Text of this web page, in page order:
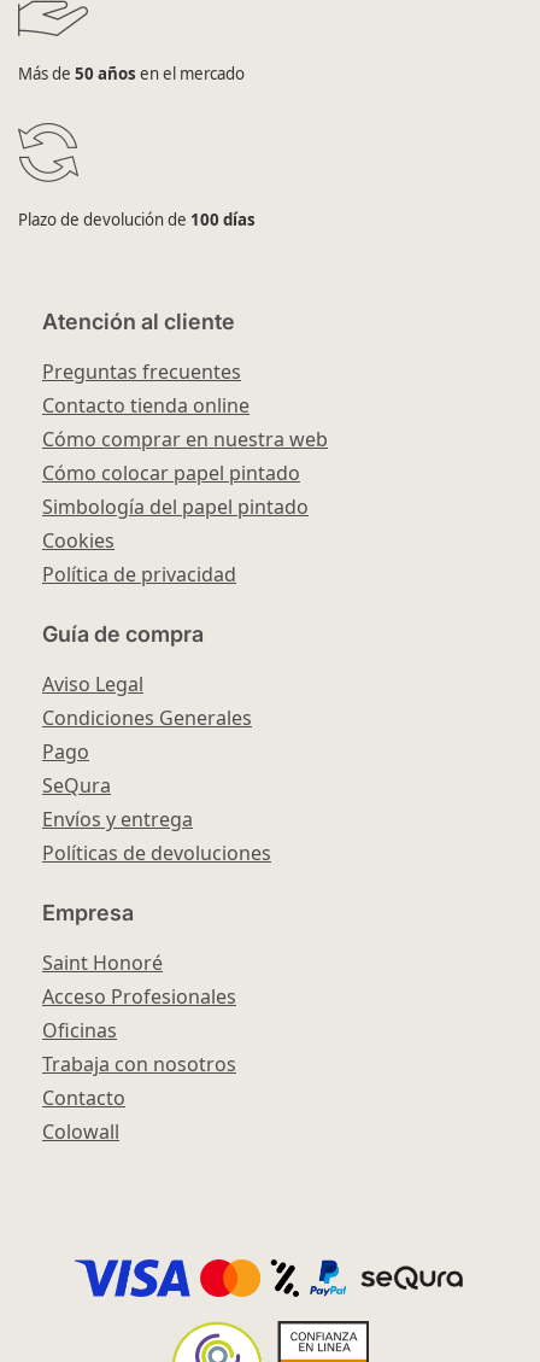
Más de 50 años en el mercado
Plazo de devolución de 100 días
Atención al cliente
Preguntas frecuentes
Contacto tienda online
Cómo comprar en nuestra web
Cómo colocar papel pintado
Simbología del papel pintado
Cookies
Política de privacidad
Guía de compra
Aviso Legal
Condiciones Generales
Pago
SeQura
Envíos y entrega
Políticas de devoluciones
Empresa
Saint Honoré
Acceso Profesionales
Oficinas
Trabaja con nosotros
Contacto
Colowall